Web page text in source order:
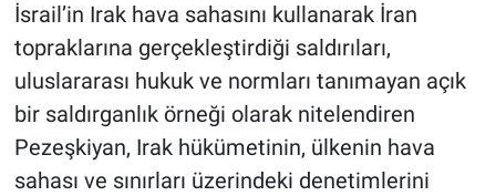
İsrail’in Irak hava sahasını kullanarak İran
topraklarına gerçekleştirdiği saldırıları,
uluslararası hukuk ve normları tanımayan açık
bir saldırganlık örneği olarak nitelendiren
Pezeşkiyan, Irak hükümetinin, ülkenin hava
sahası ve sınırları üzerindeki denetimlerini